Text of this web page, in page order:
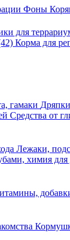
Фоны
для
Корма для
гамаки
Средства от
Лежаки,
химия для